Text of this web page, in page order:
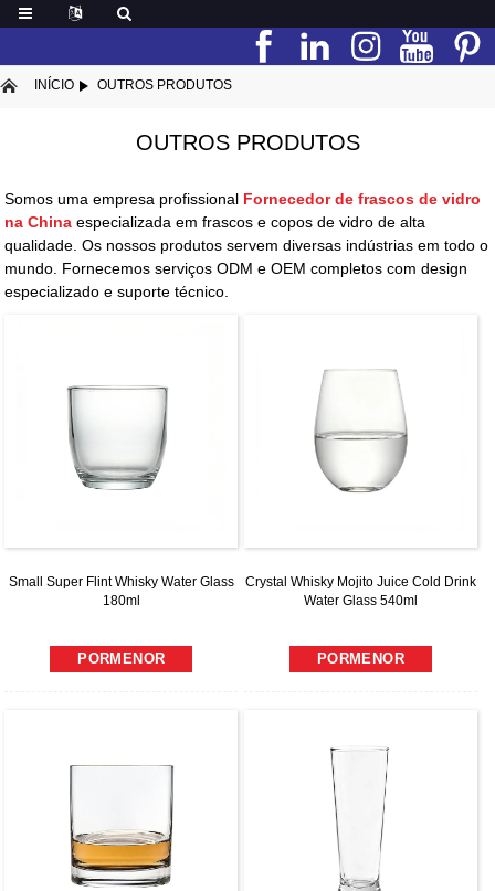
INÍCIO OUTROS PRODUTOS
OUTROS PRODUTOS
Somos uma empresa profissional Fornecedor de frascos de vidro
na China especializada em frascos e copos de vidro de alta
qualidade. Os nossos produtos servem diversas indústrias em todo o
mundo. Fornecemos serviços ODM e OEM completos com design
especializado e suporte técnico.
Small Super Flint Whisky Water Glass
180ml
PORMENOR
Crystal Whisky Mojito Juice Cold Drink
Water Glass 540ml
PORMENOR